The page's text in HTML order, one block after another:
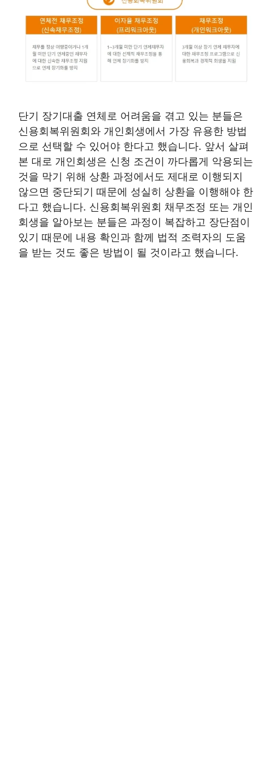
단기 장기대출 연체로 어려움을 겪고 있는 분들은
신용회복위원회와 개인회생에서 가장 유용한 방법
으로 선택할 수 있어야 한다고 했습니다. 앞서 살펴
본 대로 개인회생은 신청 조건이 까다롭게 악용되는
것을 막기 위해 상환 과정에서도 제대로 이행되지
않으면 중단되기 때문에 성실히 상환을 이행해야 한
다고 했습니다. 신용회복위원회 채무조정 또는 개인
회생을 알아보는 분들은 과정이 복잡하고 장단점이
있기 때문에 내용 확인과 함께 법적 조력자의 도움
을 받는 것도 좋은 방법이 될 것이라고 했습니다.